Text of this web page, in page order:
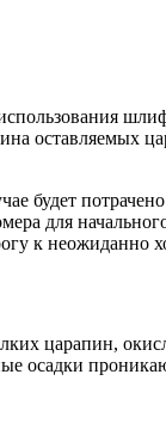
оставляемых
будет
для
к неожиданно
царапин,